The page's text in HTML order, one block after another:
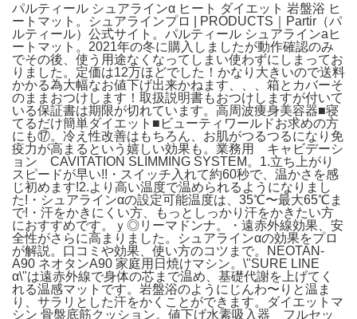
パルティール シュアラインα ヒート ダイエット 岩盤浴 ヒ
ートマット。シュアラインプロ | PRODUCTS｜Partir（パ
ルティール）公式サイト。パルティール シュアラインaヒ
ートマット。2021年の冬に購入しましたが動作確認のみ
でその後、使う用途なくなってしまい使わずにしまってお
りました。定価は12万ほどでした！かなり大きいので送料
かかる為大幅なお値下げ出来かねます、、、箱とカバーそ
のままおつけします！取扱説明書もおつけしますが付いて
いる保証書は期限が切れています。高周波痩身美容器■寝
てるだけ簡単ダイエット■ビューティワールドお求めの方
にも⑰。冷え性改善はもちろん、お肌がつるつるになり免
疫力が高まるという嬉しい効果も。業務用 キャビデーシ
ョン CAVITATION SLIMMING SYSTEM。1.立ち上がり
スピードが早い!!・スイッチ入れて約60秒で、温かさを感
じ初めます!2.より高い温度で温められるようになりまし
た!・シュアラインαの設定可能温度は、35℃〜最大65℃ま
で!・汗をかきにくい方、もっとしっかり汗をかきたい方
におすすめです。ｙ◎リーマドンナ。・遠赤外線効果、安
全性がさらに高まりました。シュアラインαの効果をプロ
が解説。口コミや効果、使い方のコツまで。NEOTAN-
A90 ネオタンA90 家庭用日焼けマシン。\"SURE LINE
α\"は遠赤外線で身体の芯まで温め、基礎代謝を上げてく
れる温感マットです。岩盤浴のようにじんわ〜りと温ま
り、サラリとした汗をかくことができます。ダイエットマ
シン 骨盤底筋クッション。値下げ水素吸入器 フルセッ